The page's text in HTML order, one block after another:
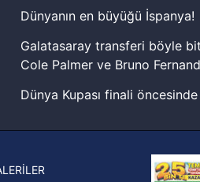
Dünyanın en büyüğü İspanya!
Galatasaray transferi böyle
Cole Palmer ve Bruno
Dünya Kupası finali
şampiyonluk yüzüğü verilecek